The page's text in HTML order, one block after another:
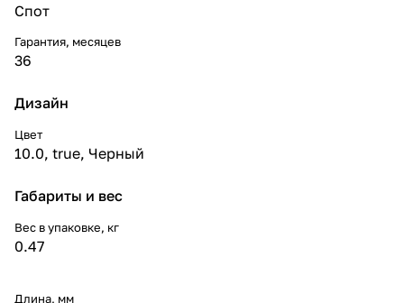
Спот
Гарантия, месяцев
36
Дизайн
Цвет
10.0, true, Черный
Габариты и вес
Вес в упаковке, кг
0.47
Длина, мм